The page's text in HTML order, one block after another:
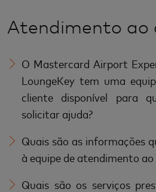
Atendimento ao
O Mastercard Airport
LoungeKey tem uma
cliente disponível para
solicitar ajuda?
Quais são as informações
à equipe de atendimento
Quais são os serviços